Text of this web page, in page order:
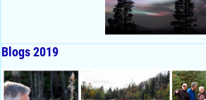
Blogs 2019